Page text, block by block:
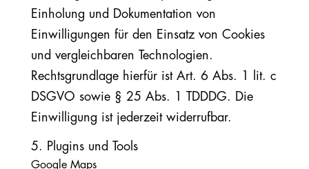
Einholung und Dokumentation von
Einwilligungen für den Einsatz von Cookies
und vergleichbaren Technologien.
Rechtsgrundlage hierfür ist Art. 6 Abs. 1 lit. c
DSGVO sowie § 25 Abs. 1 TDDDG. Die
Einwilligung ist jederzeit widerrufbar.
5. Plugins und Tools
Google Maps